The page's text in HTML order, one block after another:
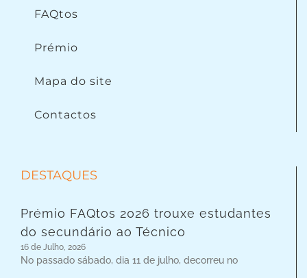
FAQtos
Prémio
Mapa do site
Contactos
DESTAQUES
Prémio FAQtos 2026 trouxe estudantes
do secundário ao Técnico
16 de Julho, 2026
No passado sábado, dia 11 de julho, decorreu no